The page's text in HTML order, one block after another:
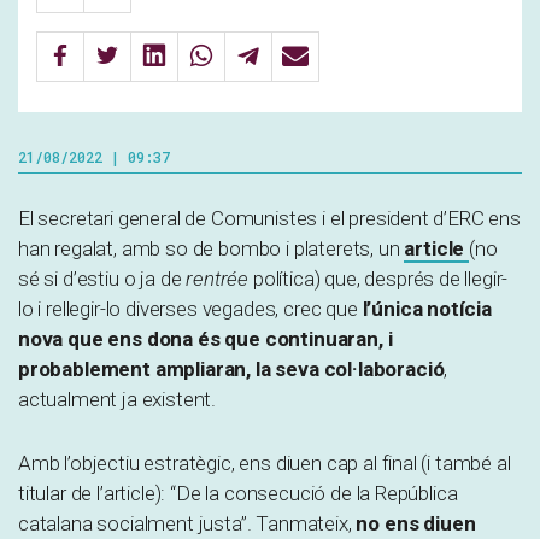
21/08/2022 | 09:37
El secretari general de Comunistes i el president d’ERC ens
han regalat, amb so de bombo i platerets, un article (no
sé si d’estiu o ja derentrée política) que, després de llegir-
lo i rellegir-lo diverses vegades, crec que l’única notícia
nova que ens dona és que continuaran, i
probablement ampliaran, la seva col·laboració,
actualment ja existent.
Amb l’objectiu estratègic, ens diuen cap al final (i també al
titular de l’article): “De la consecució de la República
catalana socialment justa”. Tanmateix, no ens diuen